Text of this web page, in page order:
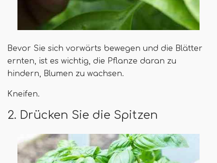
Bevor Sie sich vorwärts bewegen und die Blätter
ernten, ist es wichtig, die Pflanze daran zu
hindern, Blumen zu wachsen.
Kneifen.
2. Drücken Sie die Spitzen